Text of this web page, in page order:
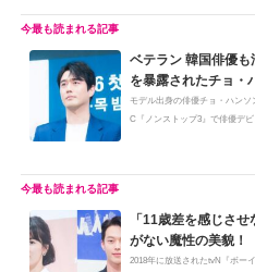
ベテラン 韓国俳優
を暴露されたチョ・
モデル出身の俳優チョ・ハンソ
C『ノンストップ3』で俳優デ
「11歳差を感じさ
がない魔性の美貌！
2018年に放送されたtvN『ボー